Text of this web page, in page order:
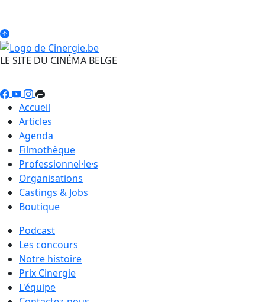
LE SITE DU CINÉMA BELGE
Accueil
Articles
Agenda
Filmothèque
Professionnel·le·s
Organisations
Castings & Jobs
Boutique
Podcast
Les concours
Notre histoire
Prix Cinergie
L'équipe